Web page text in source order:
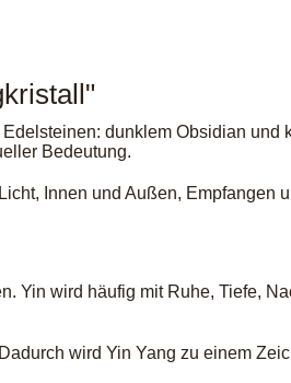
dunklem Obsidian und
Bedeutung.
Innen und Außen, Empfangen
Yin wird häufig mit Ruhe, Tiefe,
wird Yin Yang zu einem